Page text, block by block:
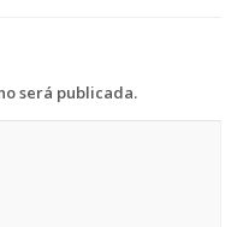
será publicada.